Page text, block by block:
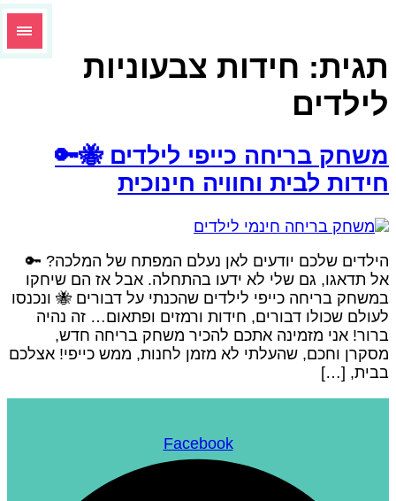
חידות צבעוניות
בריחה כייפי לילדים 🐝🔑
לבית וחוויה חינוכית
שלכם יודעים לאן נעלם המפתח של המלכה? 🔑
תדאגו, גם שלי לא ידעו בהתחלה. אבל אז הם שיחקו
בריחה כייפי לילדים שהכנתי על דבורים 🐝 ונכנסו
שכולו דבורים, חידות ורמזים ופתאום… זה נהיה
אני מזמינה אתכם להכיר משחק בריחה חדש,
וחכם, שהעלתי לא מזמן לחנות, ממש כייפי! אצלכם
[…]
Facebook